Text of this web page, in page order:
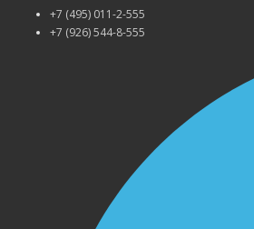
+7 (495) 011-2-555
+7 (926) 544-8-555